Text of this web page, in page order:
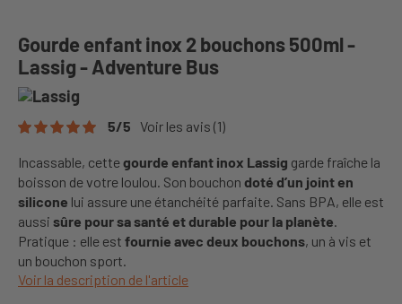
Gourde enfant inox 2 bouchons 500ml -
Lassig - Adventure Bus
5/5 Voir les avis (1)
Incassable, cettegourde enfant inox Lassig garde fraîche la
boisson de votre loulou. Son bouchon doté d’un joint en
silicone lui assure une étanchéité parfaite. Sans BPA, elle est
aussi sûre pour sa santé et durable pour la planète.
Pratique : elle est fournie avec deux bouchons, un à vis et
un bouchon sport.
Voir la description de l'article